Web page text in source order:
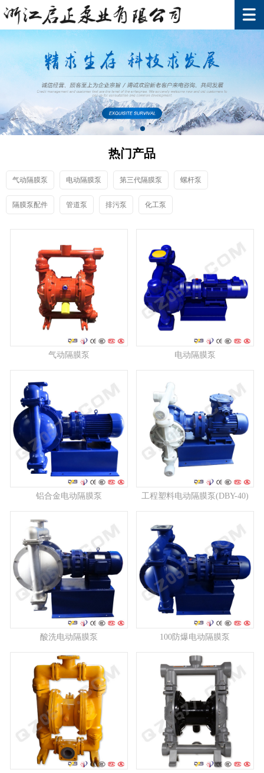
热门产品
气动隔膜泵 电动隔膜泵 第三代隔膜泵 螺杆泵
隔膜泵配件 管道泵 排污泵 化工泵
气动隔膜泵 电动隔膜泵
铝合金电动隔膜泵 工程塑料电动隔膜泵(DBY-40)
酸洗电动隔膜泵 100防爆电动隔膜泵